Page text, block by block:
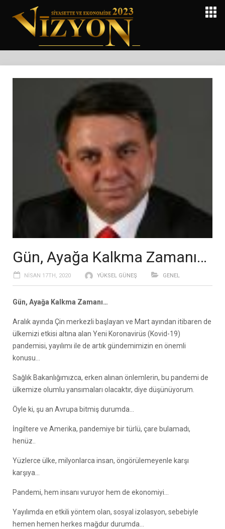
Gün, Ayağa Kalkma Zamanı…
NISAN 17TH, 2020 YÜKSEL GÜNEŞ GENEL
Gün, Ayağa Kalkma Zamanı…
Aralık ayında Çin merkezli başlayan ve Mart ayından itibaren de
ülkemizi etkisi altına alan Yeni Koronavirüs (Kovid-19)
pandemisi, yayılımı ile de artık gündemimizin en önemli
konusu…
Sağlık Bakanlığımızca, erken alınan önlemlerin, bu pandemi de
ülkemize olumlu yansımaları olacaktır, diye düşünüyorum.
Öyle ki, şu an Avrupa bitmiş durumda…
İngiltere ve Amerika, pandemiye bir türlü, çare bulamadı,
henüz..
Yüzlerce ülke, milyonlarca insan, öngörülemeyenle karşı
karşıya…
Pandemi, hem insanı vuruyor hem de ekonomiyi…
Yayılımda en etkili yöntem olan, sosyal izolasyon, sebebiyle
hemen hemen herkes mağdur durumda…